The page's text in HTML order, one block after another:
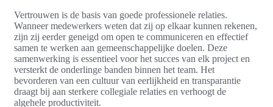
Vertrouwen is de basis van goede professionele relaties.
Wanneer medewerkers weten dat zij op elkaar kunnen rekenen,
zijn zij eerder geneigd om open te communiceren en effectief
samen te werken aan gemeenschappelijke doelen. Deze
samenwerking is essentieel voor het succes van elk project en
versterkt de onderlinge banden binnen het team. Het
bevorderen van een cultuur van eerlijkheid en transparantie
draagt bij aan sterkere collegiale relaties en verhoogt de
algehele productiviteit.